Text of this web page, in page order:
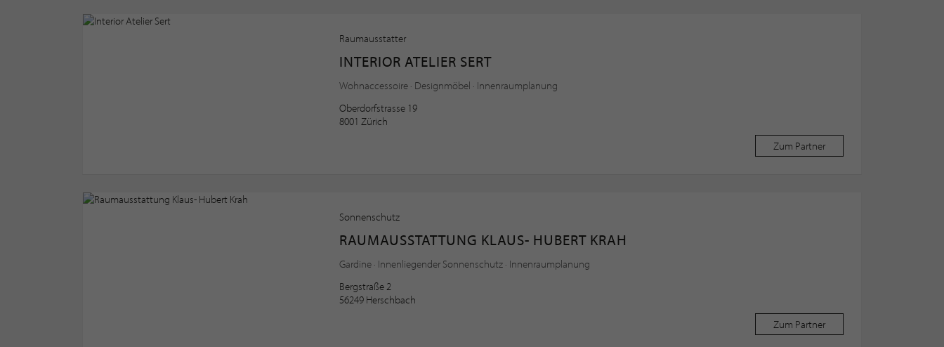
Raumausstatter
INTERIOR ATELIER SERT
Wohnaccessoire · Designmöbel · Innenraumplanung
Oberdorfstrasse 19
8001 Zürich
Zum Partner
Sonnenschutz
RAUMAUSSTATTUNG KLAUS- HUBERT KRAH
Gardine · Innenliegender Sonnenschutz · Innenraumplanung
Bergstraße 2
56249 Herschbach
Zum Partner